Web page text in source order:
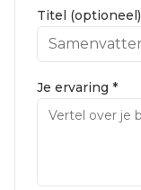
Titel (optioneel)
Je ervaring *